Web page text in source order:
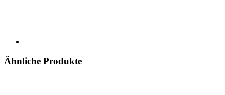
Ähnliche Produkte